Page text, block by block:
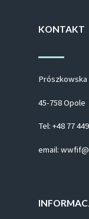
KONTAKT
Prószkowska
45-758 Opole
Tel: +48 77
email: